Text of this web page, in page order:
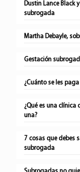
Dustin Lance Black
subrogada
Martha Debayle,
Gestación
¿Cuánto se les
¿Qué es una
una?
7 cosas que debes
subrogada